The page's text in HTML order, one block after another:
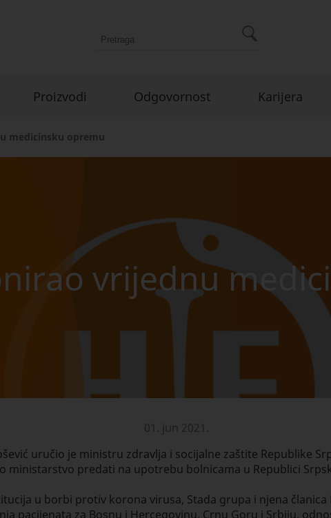
Proizvodi Odgovornost Karijera
medicinsku opremu
vrijednu
01. jun 2021.
uručio je ministru zdravlja i socijalne zaštite Republike
ministarstvo predati na upotrebu bolnicama u Republici
u borbi protiv korona virusa, Stada grupa i njena
pacijenata za Bosnu i Hercegovinu, Crnu Goru i Srbiju,